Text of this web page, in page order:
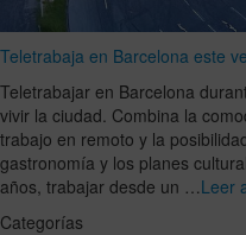
Teletrabaja en Barcelona este
Teletrabajar en Barcelona
vivir la ciudad. Combina la
trabajo en remoto y la
gastronomía y los planes
años, trabajar desde un …Leer
Categorías